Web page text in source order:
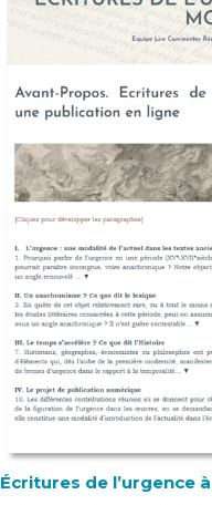
Écritures de l’urgence